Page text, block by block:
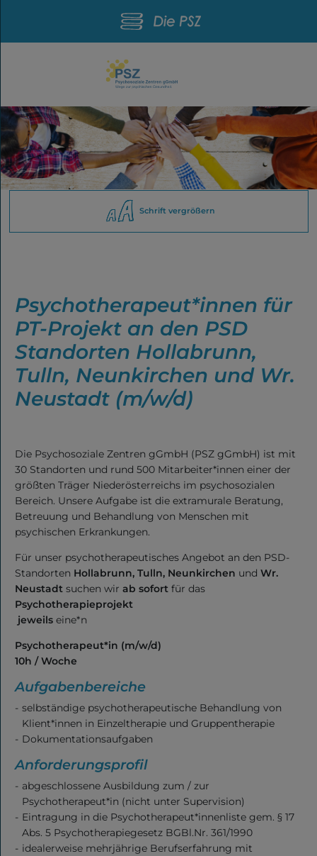
Schrift vergrößern
Psychotherapeut*innen für
PT-Projekt an den PSD
Standorten Hollabrunn,
Tulln, Neunkirchen und Wr.
Neustadt (m/w/d)
Die Psychosoziale Zentren gGmbH (PSZ gGmbH) ist mit
30 Standorten und rund 500 Mitarbeiter*innen einer der
größten Träger Niederösterreichs im psychosozialen
Bereich. Unsere Aufgabe ist die extramurale Beratung,
Betreuung und Behandlung von Menschen mit
psychischen Erkrankungen.
Für unser psychotherapeutisches Angebot an den PSD-
Standorten Hollabrunn, Tulln, Neunkirchen und Wr.
Neustadt suchen wir ab sofort für das
Psychotherapieprojekt
jeweils eine*n
Psychotherapeut*in (m/w/d)
10h / Woche
Aufgabenbereiche
selbständige psychotherapeutische Behandlung von
Klient*innen in Einzeltherapie und Gruppentherapie
Dokumentationsaufgaben
Anforderungsprofil
abgeschlossene Ausbildung zum / zur
Psychotherapeut*in (nicht unter Supervision)
Eintragung in die Psychotherapeut*innenliste gem. § 17
Abs. 5 Psychotherapiegesetz BGBl.Nr. 361/1990
idealerweise mehrjährige Berufserfahrung mit